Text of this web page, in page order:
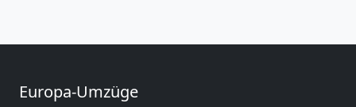
Europa-Umzüge